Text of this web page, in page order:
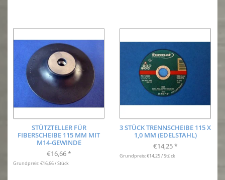
STÜTZTELLER FÜR
FIBERSCHEIBE 115 MM MIT
M14-GEWINDE
€16,66 *
Grundpreis: €16,66 / Stück
3 STÜCK TRENNSCHEIBE 115 X
1,0 MM (EDELSTAHL)
€14,25 *
Grundpreis: €14,25 / Stück